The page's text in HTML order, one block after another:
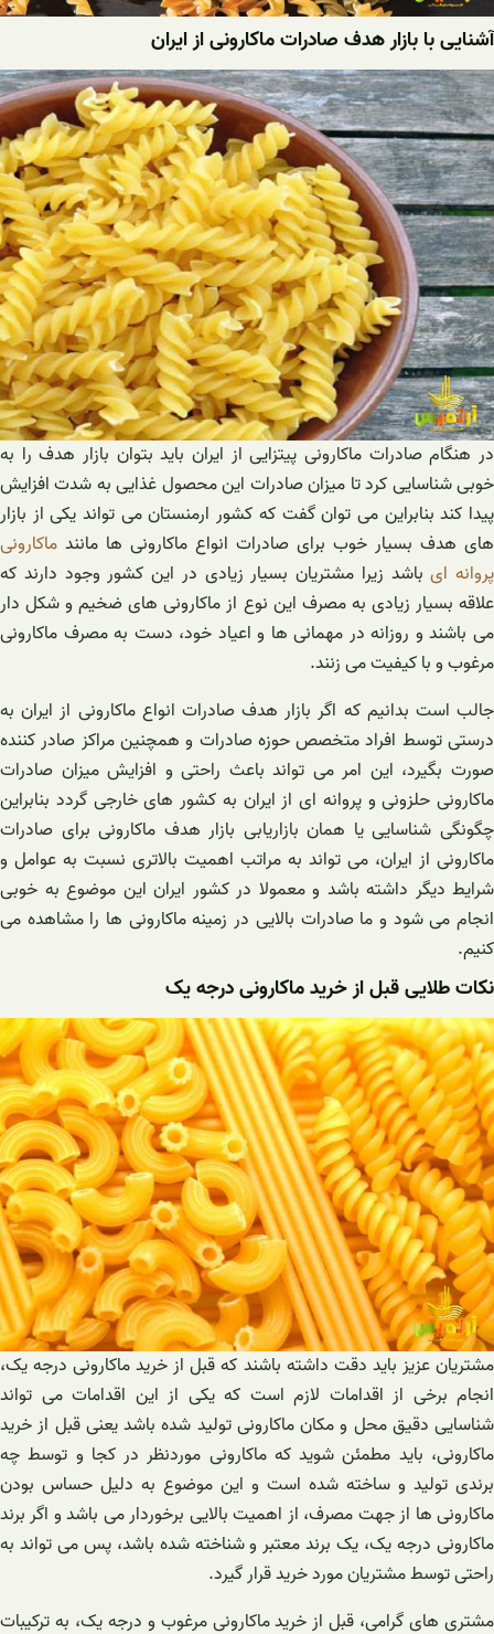
آشنایی با بازار هدف صادرات ماکارونی از ایران
در هنگام صادرات ماکارونی پیتزایی از ایران باید بتوان بازار هدف را به
خوبی شناسایی کرد تا میزان صادرات این محصول غذایی به شدت افزایش
پیدا کند بنابراین می توان گفت که کشور ارمنستان می تواند یکی از بازار
های هدف بسیار خوب برای صادرات انواع ماکارونی ها مانند ماکارونی
پروانه ایباشد زیرا مشتریان بسیار زیادی در این کشور وجود دارند که
علاقه بسیار زیادی به مصرف این نوع از ماکارونی های ضخیم و شکل دار
می باشند و روزانه در مهمانی ها و اعیاد خود، دست به مصرف ماکارونی
مرغوب و با کیفیت می زنند.
جالب است بدانیم که اگر بازار هدف صادرات انواع ماکارونی از ایران به
درستی توسط افراد متخصص حوزه صادرات و همچنین مراکز صادر کننده
صورت بگیرد، این امر می تواند باعث راحتی و افزایش میزان صادرات
ماکارونی حلزونی و پروانه ای از ایران به کشور های خارجی گردد بنابراین
چگونگی شناسایی یا همان بازاریابی بازار هدف ماکارونی برای صادرات
ماکارونی از ایران، می تواند به مراتب اهمیت بالاتری نسبت به عوامل و
شرایط دیگر داشته باشد و معمولا در کشور ایران این موضوع به خوبی
انجام می شود و ما صادرات بالایی در زمینه ماکارونی ها را مشاهده می
کنیم.
نکات طلایی قبل از خرید ماکارونی درجه یک
مشتریان عزیز باید دقت داشته باشند که قبل از خرید ماکارونی درجه یک،
انجام برخی از اقدامات لازم است که یکی از این اقدامات می تواند
شناسایی دقیق محل و مکان ماکارونی تولید شده باشد یعنی قبل از خرید
ماکارونی، باید مطمئن شوید که ماکارونی موردنظر در کجا و توسط چه
برندی تولید و ساخته شده است و این موضوع به دلیل حساس بودن
ماکارونی ها از جهت مصرف، از اهمیت بالایی برخوردار می باشد و اگر برند
ماکارونی درجه یک، یک برند معتبر و شناخته شده باشد، پس می تواند به
راحتی توسط مشتریان مورد خرید قرار گیرد.
مشتری های گرامی، قبل از خرید ماکارونی مرغوب و درجه یک، به ترکیبات